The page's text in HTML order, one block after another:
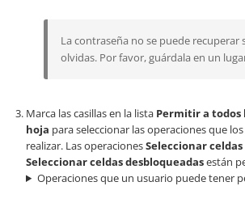
La contraseña no se puede recuperar
olvidas. Por favor, guárdala en un
Marca las casillas en la lista Permitir a todos
hoja para seleccionar las operaciones que
realizar. Las operacionesSeleccionar
Seleccionar celdas desbloqueadasestán
Operaciones que un usuario puede tener